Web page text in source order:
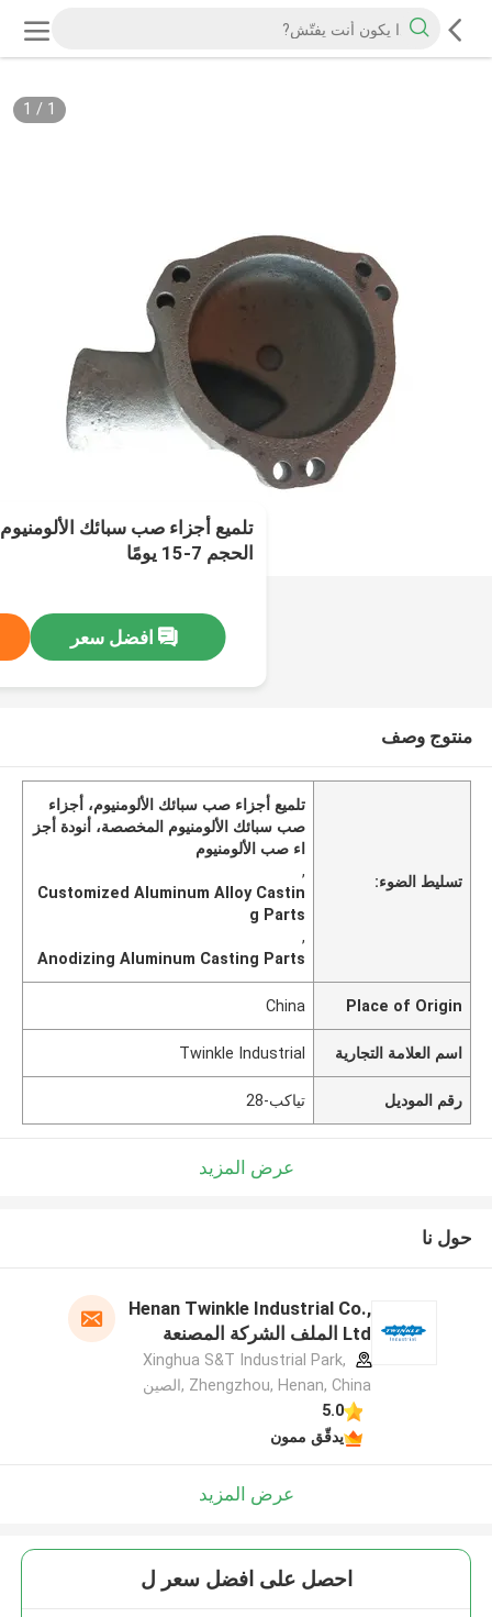
1
/
1
تلميع أجزاء صب سبائك
الحجم 7-15 يومًا
افضل سعر
منتوج وصف
تسليط الضوء:
تلميع أجزاء صب سبائك الألومنيوم، أجزاء
صب سبائك الألومنيوم المخصصة، أنودة أجز
اء صب الألومنيوم
,
Customized Aluminum Alloy Castin
g Parts
,
Anodizing Aluminum Casting Parts
Place of Origin
China
اسم العلامة التجارية Twinkle Industrial
رقم الموديل تياكب-28
عرض المزيد
حول نا
Henan Twinkle Industrial Co.,
Ltd الملف الشركة المصنعة
Xinghua S&T Industrial Park,
Zhengzhou, Henan, China ,الصين
5.0
يدقّق ممون
عرض المزيد
احصل على افضل سعر ل